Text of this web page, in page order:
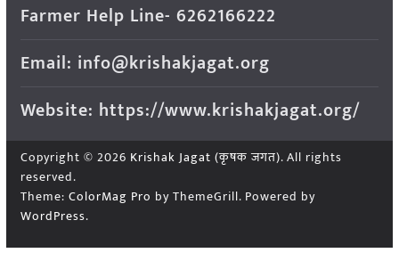
Farmer Help Line- 6262166222
Email: info@krishakjagat.org
Website: https://www.krishakjagat.org/
Copyright © 2026 Krishak Jagat (कृषक जगत). All rights
reserved.
Theme: ColorMag Pro by ThemeGrill. Powered by
WordPress.